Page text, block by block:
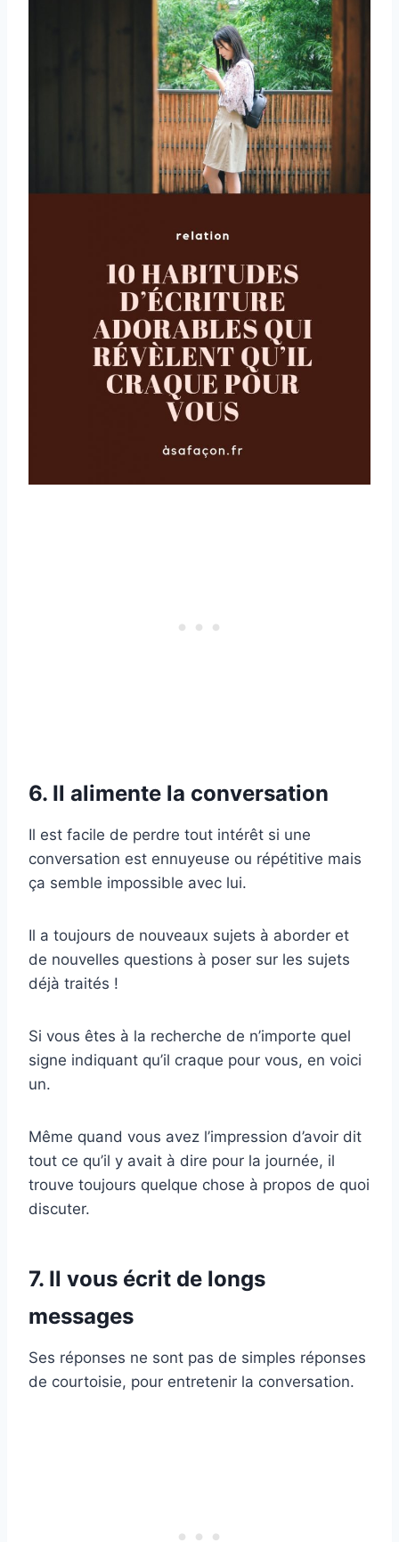
6. Il alimente la conversation
Il est facile de perdre tout intérêt si une
conversation est ennuyeuse ou répétitive mais
ça semble impossible avec lui.
Il a toujours de nouveaux sujets à aborder et
de nouvelles questions à poser sur les sujets
déjà traités !
Si vous êtes à la recherche de n’importe quel
signe indiquant qu’il craque pour vous, en voici
un.
Même quand vous avez l’impression d’avoir dit
tout ce qu’il y avait à dire pour la journée, il
trouve toujours quelque chose à propos de quoi
discuter.
7. Il vous écrit de longs
messages
Ses réponses ne sont pas de simples réponses
de courtoisie, pour entretenir la conversation.